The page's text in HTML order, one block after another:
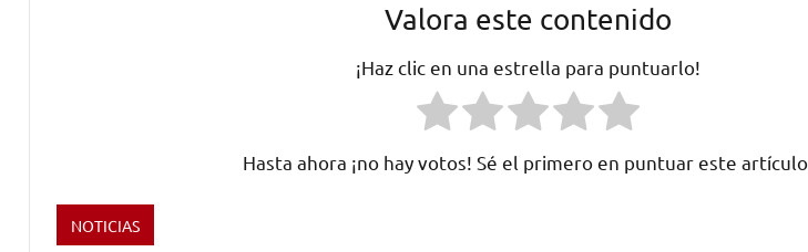
Valora este contenido
¡Haz clic en una estrella para puntuarlo!
Hasta ahora ¡no hay votos! Sé el primero en puntuar este artículo.
Etiquetado
NOTICIAS